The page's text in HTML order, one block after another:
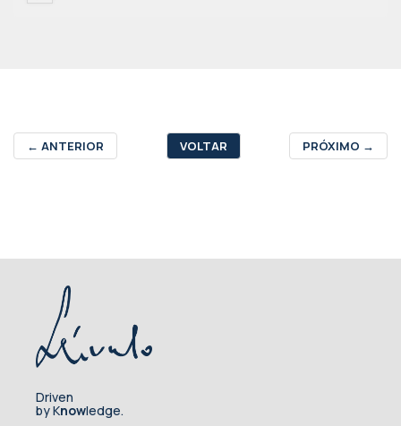
← ANTERIOR VOLTAR PRÓXIMO →
Driven
by Knowledge.